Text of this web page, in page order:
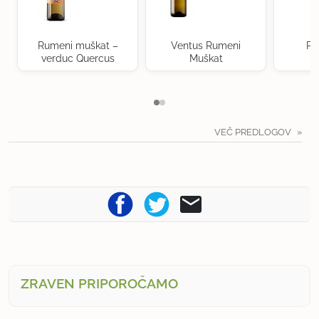
Rumeni muškat –
verduc Quercus
Ventus Rumeni
Muškat
VEČ PREDLOGOV
ZRAVEN PRIPOROČAMO